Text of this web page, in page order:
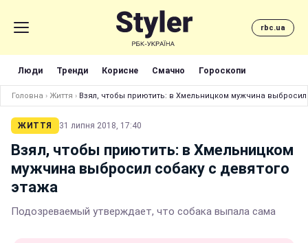
rbc.ua
Люди Тренди Корисне Смачно Гороскопи
Головна › Життя › Взял, чтобы приютить: в Хмельницком мужчина выбросил
ЖИТТЯ 31 липня 2018, 17:40
Взял, чтобы приютить: в Хмельницком
мужчина выбросил собаку с девятого
этажа
Подозреваемый утверждает, что собака выпала сама